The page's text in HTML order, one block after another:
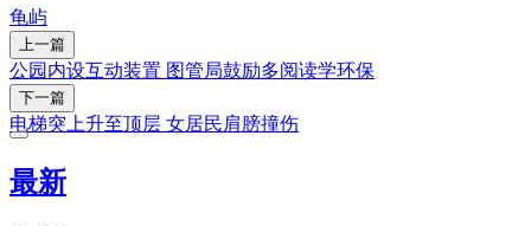
龟屿
上一篇
公园内设互动装置 图管局鼓励多阅读学环保
下一篇
电梯突上升至顶层 女居民肩膀撞伤
最新